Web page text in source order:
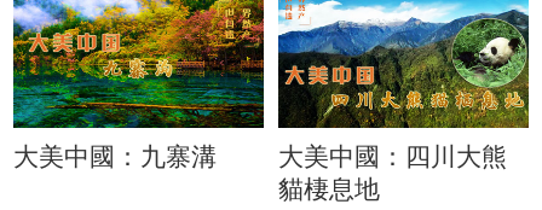
大美中國：九寨溝
大美中國：四川大熊
貓棲息地